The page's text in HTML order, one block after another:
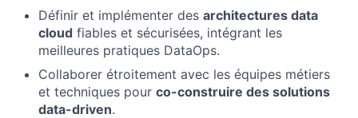
Définir et implémenter des architectures data
cloud fiables et sécurisées, intégrant les
meilleures pratiques DataOps.
Collaborer étroitement avec les équipes métiers
et techniques pour co-construire des solutions
data-driven.